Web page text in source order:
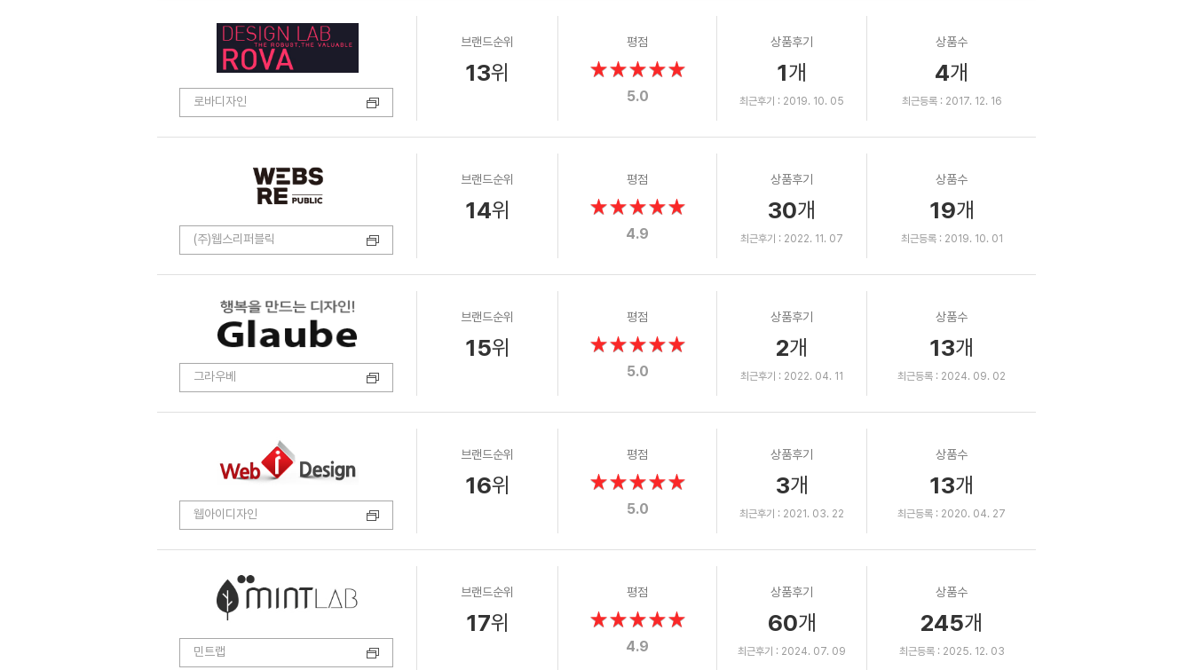
로바디자인
브랜드순위
13위
평점
5.0
상품후기
1개
최근후기 : 2019. 10. 05
상품수
4개
최근등록 : 2017. 12. 16
(주)웹스리퍼블릭
브랜드순위
14위
평점
4.9
상품후기
30개
최근후기 : 2022. 11. 07
상품수
19개
최근등록 : 2019. 10. 01
그라우베
브랜드순위
15위
평점
5.0
상품후기
2개
최근후기 : 2022. 04. 11
상품수
13개
최근등록 : 2024. 09. 02
웹아이디자인
브랜드순위
16위
평점
5.0
상품후기
3개
최근후기 : 2021. 03. 22
상품수
13개
최근등록 : 2020. 04. 27
민트랩
브랜드순위
17위
평점
4.9
상품후기
60개
최근후기 : 2024. 07. 09
상품수
245개
최근등록 : 2025. 12. 03